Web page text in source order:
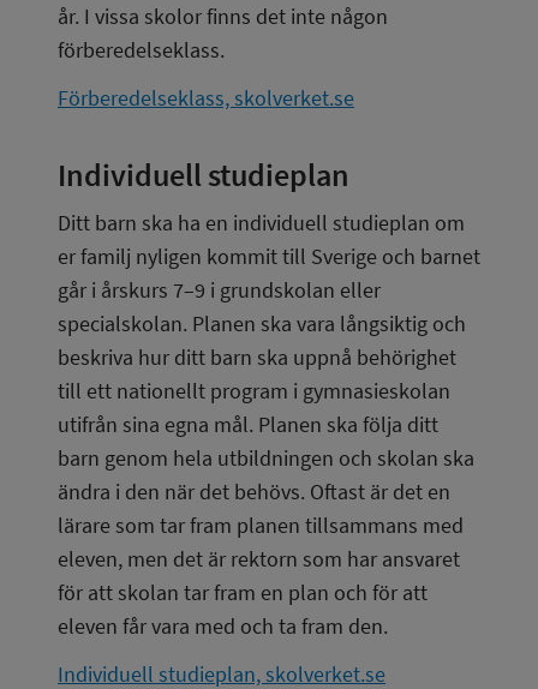
år. I vissa skolor finns det inte någon
förberedelseklass.
Förberedelseklass, skolverket.se
Individuell studieplan
Ditt barn ska ha en individuell studieplan om
er familj nyligen kommit till Sverige och barnet
går i årskurs 7­­­–9 i grundskolan eller
specialskolan. Planen ska vara långsiktig och
beskriva hur ditt barn ska uppnå behörighet
till ett nationellt program i gymnasieskolan
utifrån sina egna mål. Planen ska följa ditt
barn genom hela utbildningen och skolan ska
ändra i den när det behövs. Oftast är det en
lärare som tar fram planen tillsammans med
eleven, men det är rektorn som har ansvaret
för att skolan tar fram en plan och för att
eleven får vara med och ta fram den.
Individuell studieplan, skolverket.se